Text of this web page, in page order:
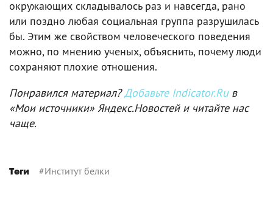
окружающих складывалось раз и навсегда, рано
или поздно любая социальная группа разрушилась
бы. Этим же свойством человеческого поведения
можно, по мнению ученых, объяснить, почему люди
сохраняют плохие отношения.
Понравился материал?Добавьте Indicator.Ruв
«Мои источники» Яндекс.Новостей и читайте нас
чаще.
Теги #Институт белки